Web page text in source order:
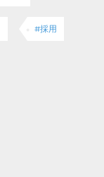
#採用